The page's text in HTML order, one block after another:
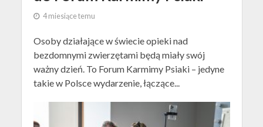
4 miesiące temu
Osoby działające w świecie opieki nad
bezdomnymi zwierzętami będą miały swój
ważny dzień. To Forum Karmimy Psiaki – jedyne
takie w Polsce wydarzenie, łączące...